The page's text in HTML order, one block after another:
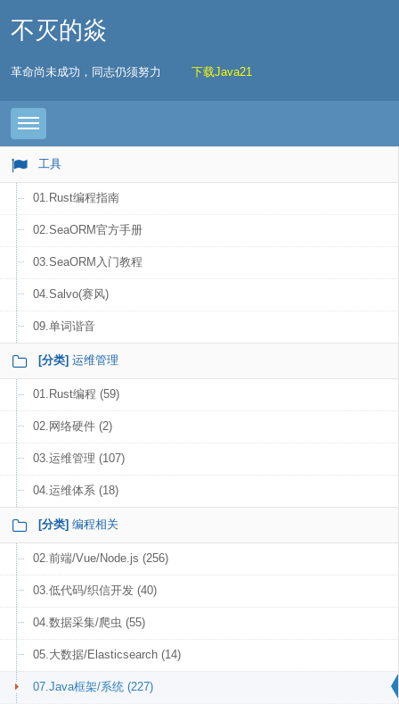
不灭的焱
革命尚未成功，同志仍须努力 下载Java21
Toggle navigation
工具
01.Rust编程指南
02.SeaORM官方手册
03.SeaORM入门教程
04.Salvo(赛风)
09.单词谐音
[分类] 运维管理
01.Rust编程 (59)
02.网络硬件 (2)
03.运维管理 (107)
04.运维体系 (18)
[分类] 编程相关
02.前端/Vue/Node.js (256)
03.低代码/织信开发 (40)
04.数据采集/爬虫 (55)
05.大数据/Elasticsearch (14)
07.Java框架/系统 (227)